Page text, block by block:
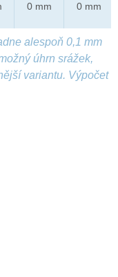
0 mm 0 mm
alespoň 0,1 mm
úhrn srážek,
variantu. Výpočet